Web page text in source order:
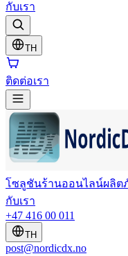
กับเรา
TH
ติดต่อเรา
โซลูชันร้านออนไลน์ผลิต
กับเรา
+47 416 00 011
TH
post@nordicdx.no